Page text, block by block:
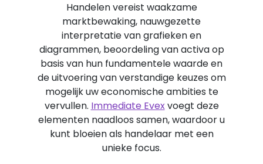
Handelen vereist waakzame
marktbewaking, nauwgezette
interpretatie van grafieken en
diagrammen, beoordeling van activa op
basis van hun fundamentele waarde en
de uitvoering van verstandige keuzes om
mogelijk uw economische ambities te
vervullen. Immediate Evexvoegt deze
elementen naadloos samen, waardoor u
kunt bloeien als handelaar met een
unieke focus.